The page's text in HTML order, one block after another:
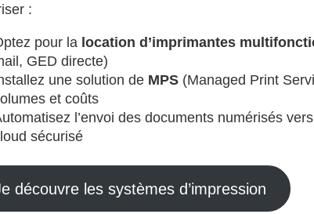
:
pour la location d’imprimantes
GED directe)
une solution de MPS (Managed Print
et coûts
l’envoi des documents numérisés
sécurisé
découvre les systèmes d’impression